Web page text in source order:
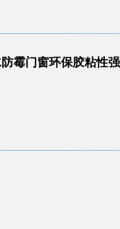
霉门窗环保胶粘性